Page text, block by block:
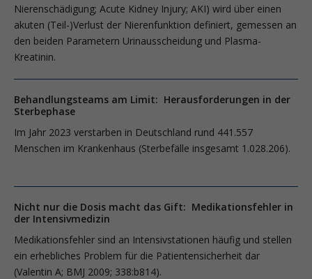
Nierenschädigung; ­Acute Kidney Injury; AKI) wird über einen
akuten (Teil-)Verlust der Nierenfunktion definiert, gemessen an
den beiden Parametern Urinausscheidung und Plasma-
Kreatinin.
Behandlungsteams am Limit: Herausforderungen in der
Sterbephase
Im Jahr 2023 verstarben in Deutschland rund 441.557
Menschen im Krankenhaus (Sterbefälle insgesamt 1.028.206).
Nicht nur die Dosis macht das Gift: Medikationsfehler in
der Intensivmedizin
Medikationsfehler sind an Intensivsta­tionen häufig und stellen
ein erhebliches Problem für die Patientensicherheit dar
(Valentin A; BMJ 2009; 338:b814).